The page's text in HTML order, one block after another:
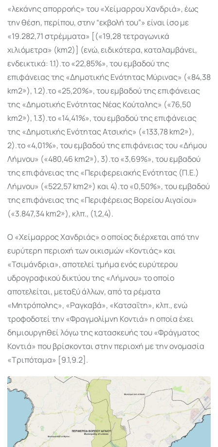
«λεκάνης απορροής» του «Χείμαρρου Χανδριά», έως
την θέση, περίπου, στην “εκβολή του”» είναι ίσο με
«19.282,71 στρέμματα» [(«19,28 τετραγωνικά
χιλιόμετρα» (km2)] (ενώ, ειδικότερα, καταλαμβάνει,
ενδεικτικά: 1.1).το «22,85%», του εμβαδού της
επιφάνειας της «Δημοτικής Ενότητας Μύρινας» («84,38
km2»), 1.2).το «25,20%», του εμβαδού της επιφάνειας
της «Δημοτικής Ενότητας Νέας Κούταλης» («76,50
km2»), 1.3).το «14,41%», του εμβαδού της επιφάνειας
της «Δημοτικής Ενότητας Ατσικής» («133,78 km2»),
2).το «4,01%», του εμβαδού της επιφάνειας του «Δήμου
Λήμνου» («480,46 km2»), 3).το «3,69%», του εμβαδού
της επιφάνειας της «Περιφερειακής Ενότητας (Π.Ε.)
Λήμνου» («522,57 km2») και 4).το «0,50%», του εμβαδού
της επιφάνειας της «Περιφέρειας Βορείου Αιγαίου»
(«3.847,34 km2»), κλπ., (1,2,4).
Ο «Χείμαρρος Χανδριάς» ο οποίος διέρχεται από την
ευρύτερη περιοχή των οικισμών «Κοντιάς» και
«Τσιμάνδρια», αποτελεί τμήμα ενός ευρύτερου
υδρογραφικού δικτύου της «Λήμνου» το οποίο
αποτελείται, μεταξύ άλλων, από τα ρέματα
«Μητρόπολης», «Ραγκαβά», «Κατσαΐτη», κλπ., ενώ
τροφοδοτεί την «Φραγμολίμνη Κοντιά» η οποία έχει
δημιουργηθεί λόγω της κατασκευής του «Φράγματος
Κοντιά» που βρίσκονται στην περιοχή με την ονομασία
«Τριπόταμα» [9.1,9.2].